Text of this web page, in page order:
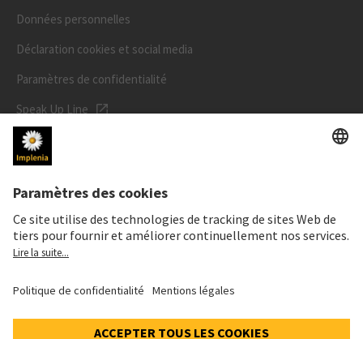
Données personnelles
Déclaration cookies et social media
Paramètres de confidentialité
Speak Up Line
PRIX DE L'ACTION
ISIN: CH0023868554
62,70 CHF
-0,50 CHF (-0,79%)